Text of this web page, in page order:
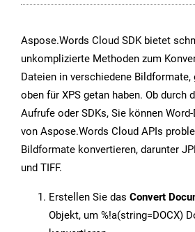
Aspose.Words Cloud SDK bietet
unkomplizierte Methoden zum
Dateien in verschiedene Bildformate,
oben für XPS getan haben. Ob durch
Aufrufe oder SDKs, Sie können
von Aspose.Words Cloud APIs
Bildformate konvertieren, darunter
und TIFF.
Erstellen Sie das Convert
Objekt, um %!a(string=DOCX)